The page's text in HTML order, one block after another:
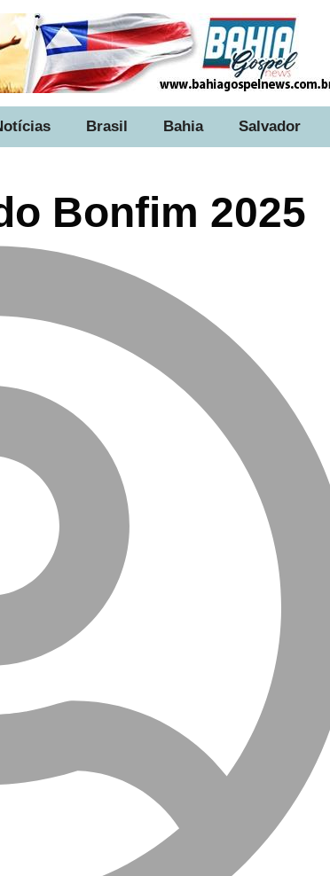
Brasil Bahia Salvador
Bonfim 2025